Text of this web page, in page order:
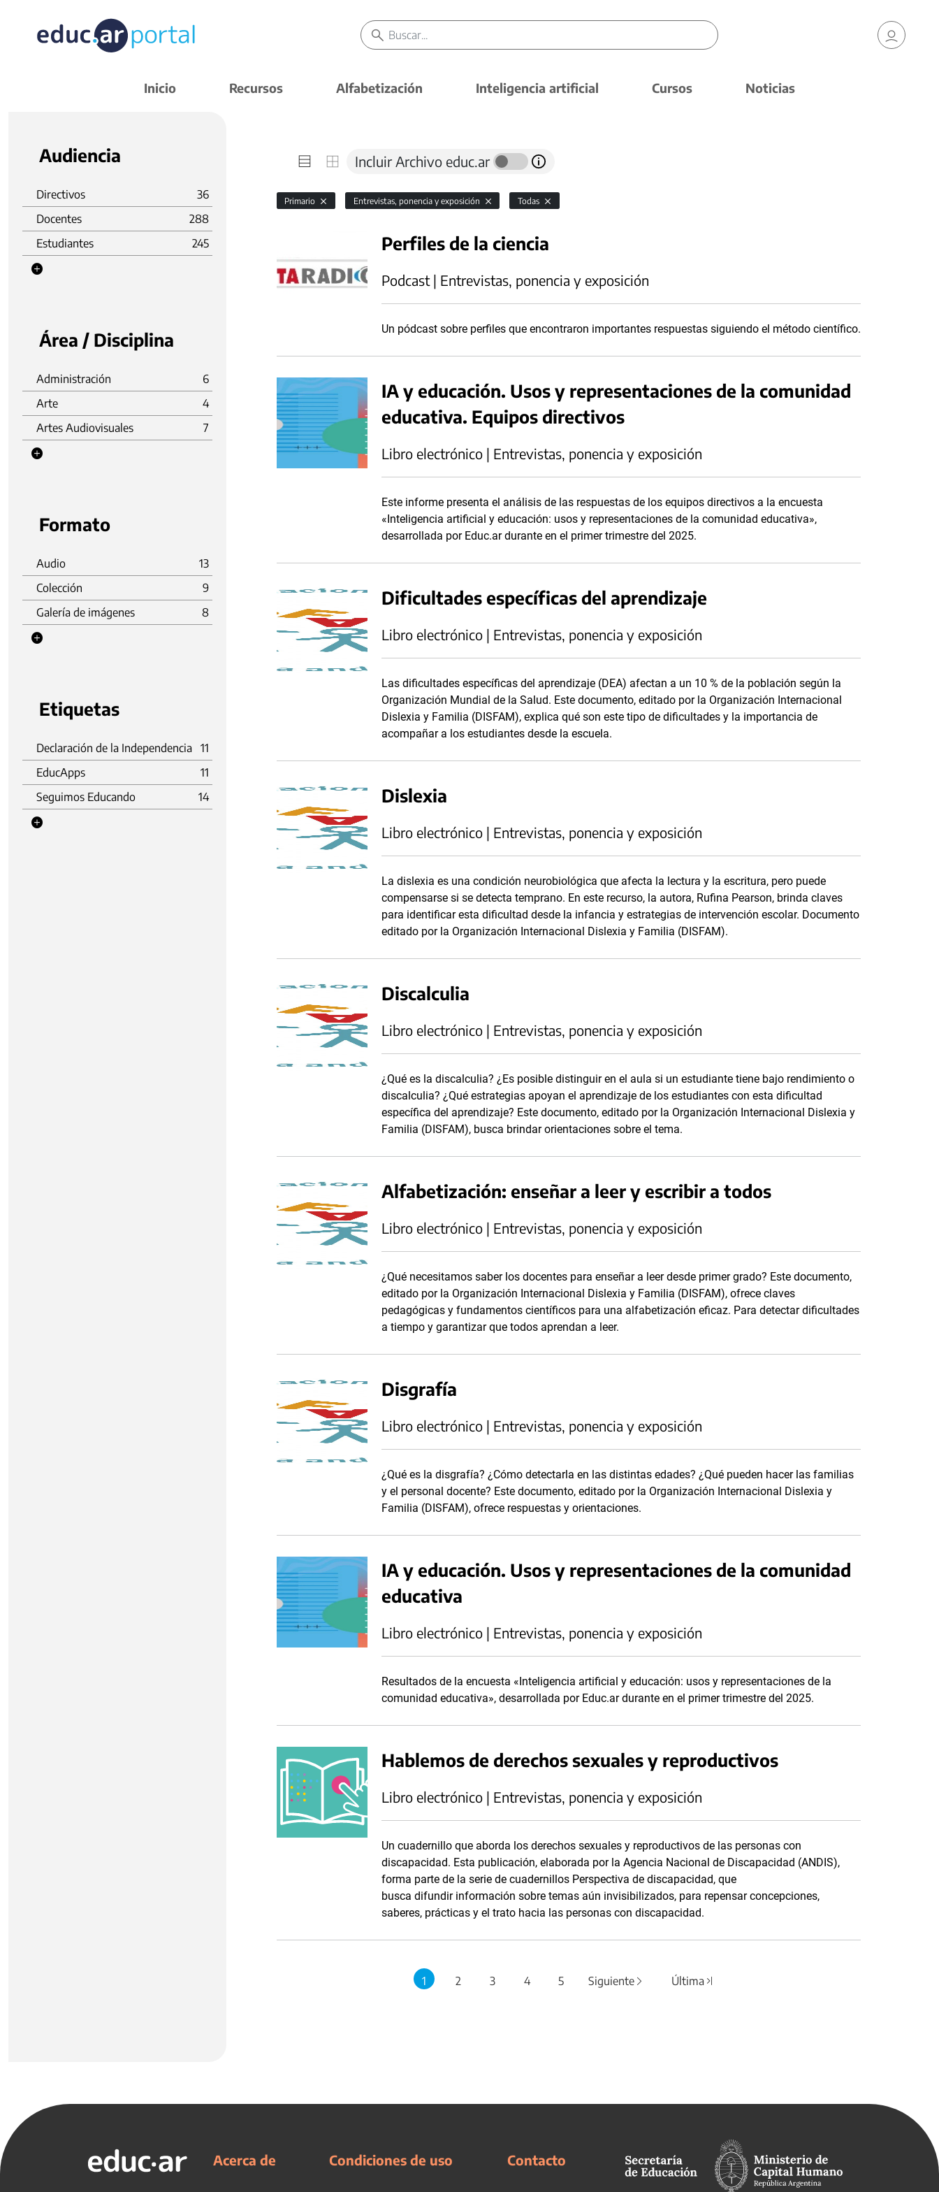
Inicio Recursos Alfabetización Inteligencia artificial Cursos Noticias
Audiencia
Directivos
36
Docentes
288
Estudiantes
245
Área / Disciplina
Administración
6
Arte
4
Artes Audiovisuales
7
Formato
Audio
13
Colección
9
Galería de imágenes
8
Etiquetas
Declaración de la Independencia 11
EducApps
11
Seguimos Educando
14
Incluir Archivo educ.ar
Primario Entrevistas, ponencia y exposición Todas
Perfiles de la ciencia
Podcast | Entrevistas, ponencia y exposición
Un pódcast sobre perfiles que encontraron importantes respuestas siguiendo el método científico.
IA y educación. Usos y representaciones de la comunidad
educativa. Equipos directivos
Libro electrónico | Entrevistas, ponencia y exposición
Este informe presenta el análisis de las respuestas de los equipos directivos a la encuesta
«Inteligencia artificial y educación: usos y representaciones de la comunidad educativa»,
desarrollada por Educ.ar durante en el primer trimestre del 2025.
Dificultades específicas del aprendizaje
Libro electrónico | Entrevistas, ponencia y exposición
Las dificultades específicas del aprendizaje (DEA) afectan a un 10 % de la población según la
Organización Mundial de la Salud. Este documento, editado por la Organización Internacional
Dislexia y Familia (DISFAM), explica qué son este tipo de dificultades y la importancia de
acompañar a los estudiantes desde la escuela.
Dislexia
Libro electrónico | Entrevistas, ponencia y exposición
La dislexia es una condición neurobiológica que afecta la lectura y la escritura, pero puede
compensarse si se detecta temprano. En este recurso, la autora, Rufina Pearson, brinda claves
para identificar esta dificultad desde la infancia y estrategias de intervención escolar. Documento
editado por la Organización Internacional Dislexia y Familia (DISFAM).
Discalculia
Libro electrónico | Entrevistas, ponencia y exposición
¿Qué es la discalculia? ¿Es posible distinguir en el aula si un estudiante tiene bajo rendimiento o
discalculia? ¿Qué estrategias apoyan el aprendizaje de los estudiantes con esta dificultad
específica del aprendizaje? Este documento, editado por la Organización Internacional Dislexia y
Familia (DISFAM), busca brindar orientaciones sobre el tema.
Alfabetización: enseñar a leer y escribir a todos
Libro electrónico | Entrevistas, ponencia y exposición
¿Qué necesitamos saber los docentes para enseñar a leer desde primer grado? Este documento,
editado por la Organización Internacional Dislexia y Familia (DISFAM), ofrece claves
pedagógicas y fundamentos científicos para una alfabetización eficaz. Para detectar dificultades
a tiempo y garantizar que todos aprendan a leer.
Disgrafía
Libro electrónico | Entrevistas, ponencia y exposición
¿Qué es la disgrafía? ¿Cómo detectarla en las distintas edades? ¿Qué pueden hacer las familias
y el personal docente? Este documento, editado por la Organización Internacional Dislexia y
Familia (DISFAM), ofrece respuestas y orientaciones.
IA y educación. Usos y representaciones de la comunidad
educativa
Libro electrónico | Entrevistas, ponencia y exposición
Resultados de la encuesta «Inteligencia artificial y educación: usos y representaciones de la
comunidad educativa», desarrollada por Educ.ar durante en el primer trimestre del 2025.
Hablemos de derechos sexuales y reproductivos
Libro electrónico | Entrevistas, ponencia y exposición
Un cuadernillo que aborda los derechos sexuales y reproductivos de las personas con
discapacidad. Esta publicación, elaborada por la Agencia Nacional de Discapacidad (ANDIS),
forma parte de la serie de cuadernillos Perspectiva de discapacidad, que
busca difundir información sobre temas aún invisibilizados, para repensar concepciones,
saberes, prácticas y el trato hacia las personas con discapacidad.
1 2 3 4 5 Siguiente Última
Acerca de Condiciones de uso Contacto